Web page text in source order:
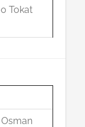
Tokat